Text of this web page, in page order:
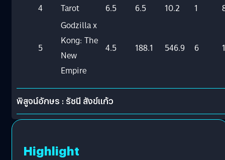
4
Tarot 6.5 6.5 10.2 1
5
Godzilla x
Kong: The
New
Empire
4.5 188.1 546.9 6
พิสูจน์อักษร : รัชนี สังข์แก้ว
Highlight